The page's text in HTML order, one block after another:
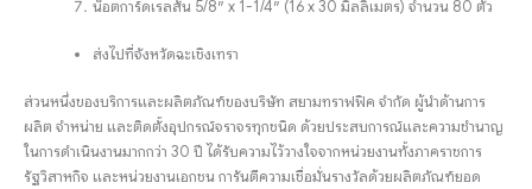
น็อตการ์ดเรลสั้น 5/8″ x 1-1/4″ (16 x 30 มิลลิเมตร) จำนวน 80 ตัว
ส่งไปที่จังหวัดฉะเชิงเทรา
ส่วนหนึ่งของบริการและผลิตภัณฑ์ของบริษัท สยามทราฟฟิค จำกัด ผู้นำด้านการ
ผลิต จำหน่าย และติดตั้งอุปกรณ์จราจรทุกชนิด ด้วยประสบการณ์และความชำนาญ
ในการดำเนินงานมากกว่า 30 ปี ได้รับความไว้วางใจจากหน่วยงานทั้งภาคราชการ
รัฐวิสาหกิจ และหน่วยงานเอกชน การันตีความเชื่อมั่นรางวัลด้วยผลิตภัณฑ์ยอด